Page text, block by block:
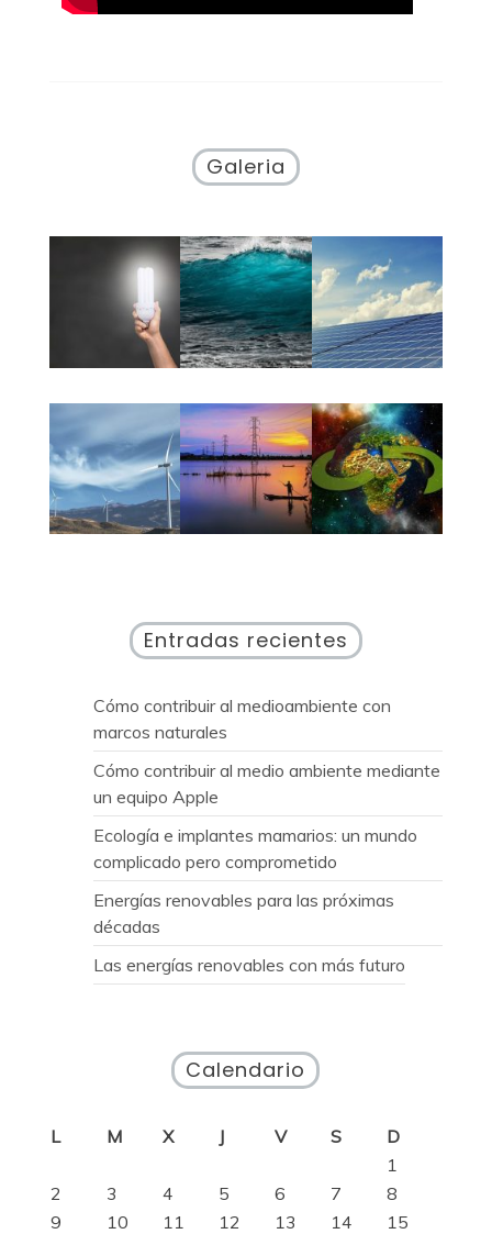
Galeria
Entradas recientes
Cómo contribuir al medioambiente con
marcos naturales
Cómo contribuir al medio ambiente mediante
un equipo Apple
Ecología e implantes mamarios: un mundo
complicado pero comprometido
Energías renovables para las próximas
décadas
Las energías renovables con más futuro
Calendario
L M X J V S
D
1
2
3 4 5 6 7
8
9
10 11 12 13 14 15